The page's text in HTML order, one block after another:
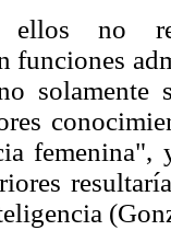
ellos no
funciones
solamente
femenina",